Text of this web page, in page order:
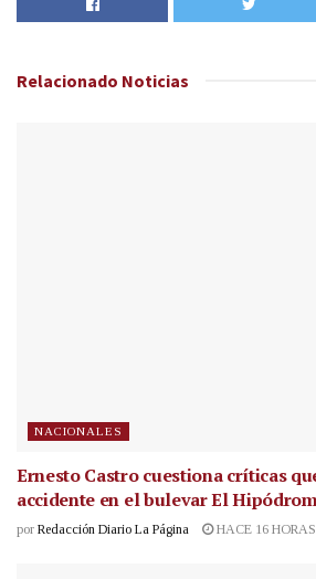
Relacionado Noticias
NACIONALES
Ernesto Castro cuestiona críticas
accidente en el bulevar El
por Redacción Diario La Página HACE 16 HORAS